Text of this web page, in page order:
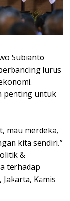
Subianto
lurus
penting untuk
mau merdeka,
kita sendiri,”
&
terhadap
Kamis